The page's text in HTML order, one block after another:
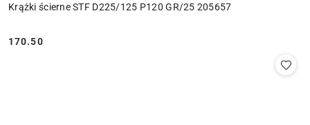
Krążki ścierne STF D225/125 P120 GR/25 205657
Cena:
170.50